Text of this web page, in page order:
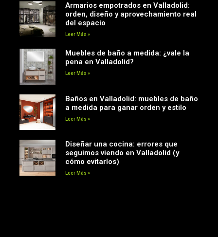
Armarios empotrados en Valladolid:
orden, diseño y aprovechamiento real
del espacio
Leer Más »
Muebles de baño a medida: ¿vale la
pena en Valladolid?
Leer Más »
Baños en Valladolid: muebles de baño
a medida para ganar orden y estilo
Leer Más »
Diseñar una cocina: errores que
seguimos viendo en Valladolid (y
cómo evitarlos)
Leer Más »